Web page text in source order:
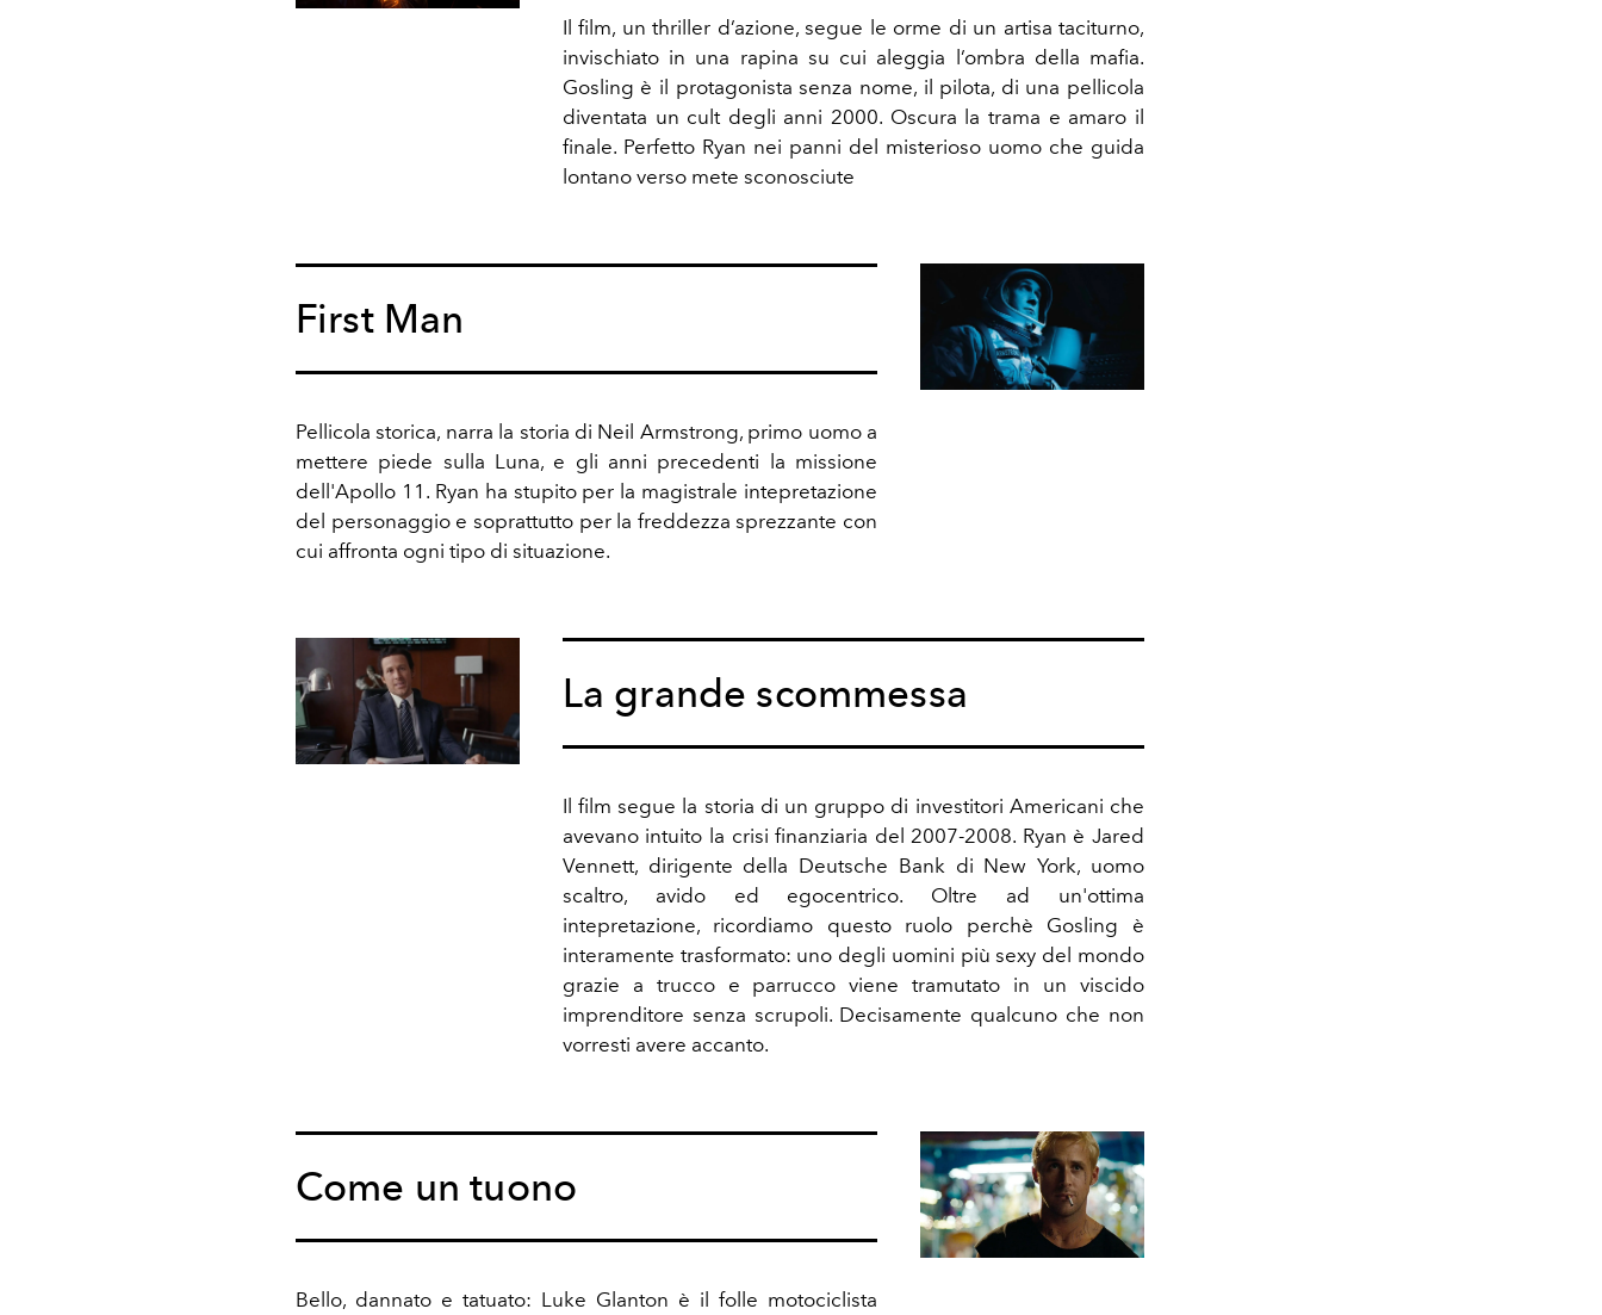
Il film, un thriller d’azione, segue le orme di un artisa taciturno,
invischiato in una rapina su cui aleggia l’ombra della mafia.
Gosling è il protagonista senza nome, il pilota, di una pellicola
diventata un cult degli anni 2000. Oscura la trama e amaro il
finale. Perfetto Ryan nei panni del misterioso uomo che guida
lontano verso mete sconosciute
First Man
Pellicola storica, narra la storia di Neil Armstrong, primo uomo a
mettere piede sulla Luna, e gli anni precedenti la missione
dell'Apollo 11. Ryan ha stupito per la magistrale intepretazione
del personaggio e soprattutto per la freddezza sprezzante con
cui affronta ogni tipo di situazione.
La grande scommessa
Il film segue la storia di un gruppo di investitori Americani che
avevano intuito la crisi finanziaria del 2007-2008. Ryan è Jared
Vennett, dirigente della Deutsche Bank di New York, uomo
scaltro, avido ed egocentrico. Oltre ad un'ottima
intepretazione, ricordiamo questo ruolo perchè Gosling è
interamente trasformato: uno degli uomini più sexy del mondo
grazie a trucco e parrucco viene tramutato in un viscido
imprenditore senza scrupoli. Decisamente qualcuno che non
vorresti avere accanto.
Come un tuono
Bello, dannato e tatuato: Luke Glanton è il folle motociclista